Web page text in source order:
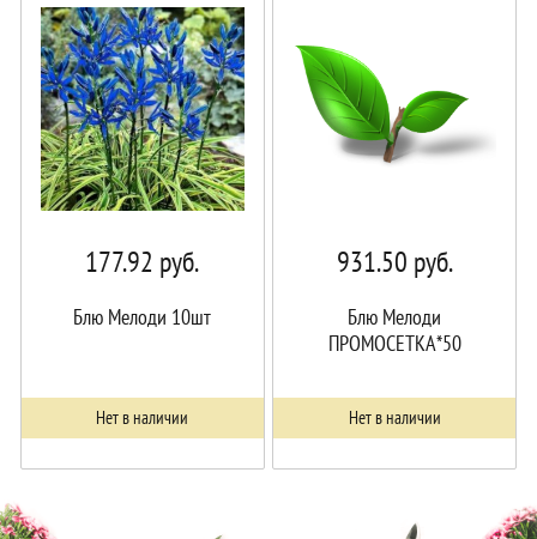
177.92 руб.
Блю Мелоди 10шт
Нет в наличии
931.50 руб.
Блю Мелоди
ПРОМОСЕТКА*50
Нет в наличии